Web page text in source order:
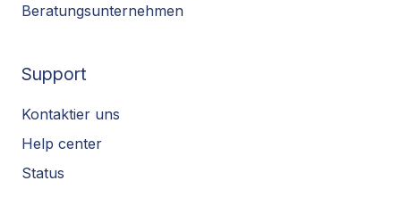
Beratungsunternehmen
Support
Kontaktier uns
Help center
Status